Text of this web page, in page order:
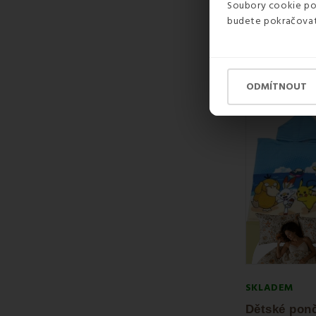
Soubory cookie
budete
ODMÍTNOUT
Sleva -
SKLADEM